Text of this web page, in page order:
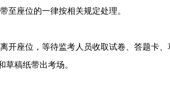
至座位的一律按相关规定处理。
座位，等待监考人员收取试卷、答题卡、
草稿纸带出考场。